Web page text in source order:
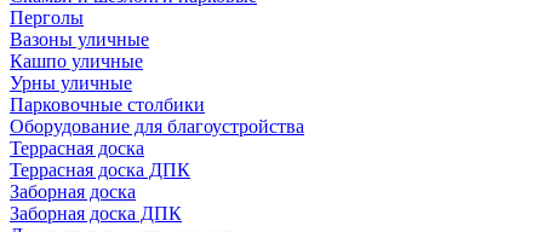
Перголы
Вазоны уличные
Кашпо уличные
Урны уличные
Парковочные столбики
Оборудование для благоустройства
Террасная доска
Террасная доска ДПК
Заборная доска
Заборная доска ДПК